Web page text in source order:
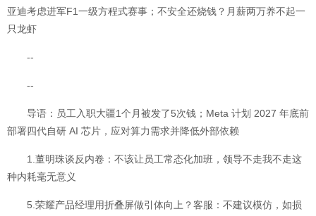
亚迪考虑进军F1一级方程式赛事；不安全还烧钱？月薪两万养不起一
只龙虾
--
--
导语：员工入职大疆1个月被发了5次钱；Meta 计划 2027 年底前
部署四代自研 AI 芯片，应对算力需求并降低外部依赖
1.董明珠谈反内卷：不该让员工常态化加班，领导不走我不走这
种内耗毫无意义
5.荣耀产品经理用折叠屏做引体向上？客服：不建议模仿，如损